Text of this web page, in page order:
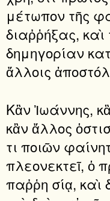
μέτωπον τῆς
διαῤῥήξας,
δημηγορίαν
ἄλλοις
Κἂν Ἰωάννης,
κἂν ἄλλος
τι ποιῶν
πλεονεκτεῖ, ὁ
παῤῥη σίᾳ, καὶ